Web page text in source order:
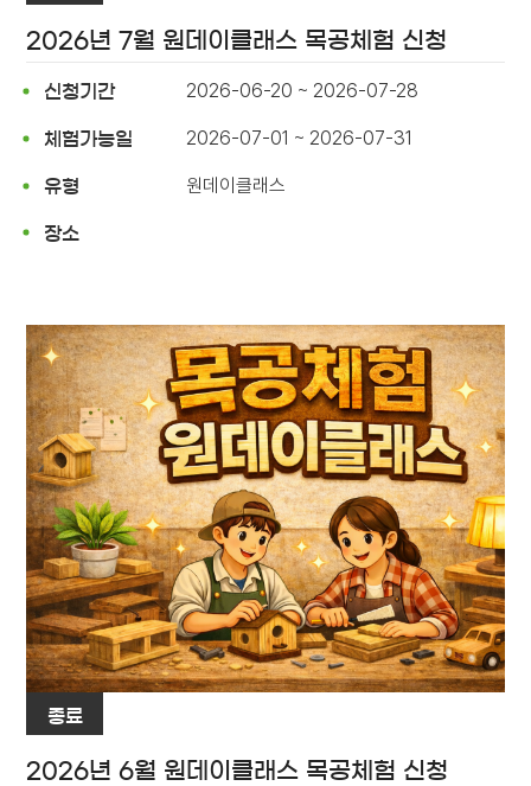
2026년 7월 원데이클래스 목공체험 신청
신청기간 2026-06-20 ~ 2026-07-28
체험가능일 2026-07-01 ~ 2026-07-31
유형 원데이클래스
장소
종료
2026년 6월 원데이클래스 목공체험 신청